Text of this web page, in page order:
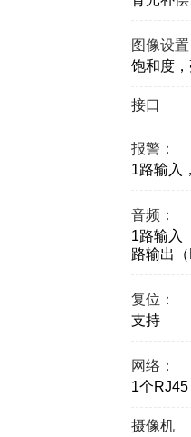
图像设
饱和度
接口
报警：
1路输入
音频：
1路输入
路输出
复位：
支持
网络：
1个
摄像机